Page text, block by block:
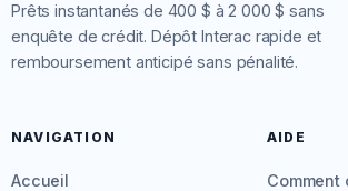
Prêts instantanés de 400 $ à 2 000 $ sans
enquête de crédit. Dépôt Interac rapide et
remboursement anticipé sans pénalité.
NAVIGATION
Accueil
AIDE